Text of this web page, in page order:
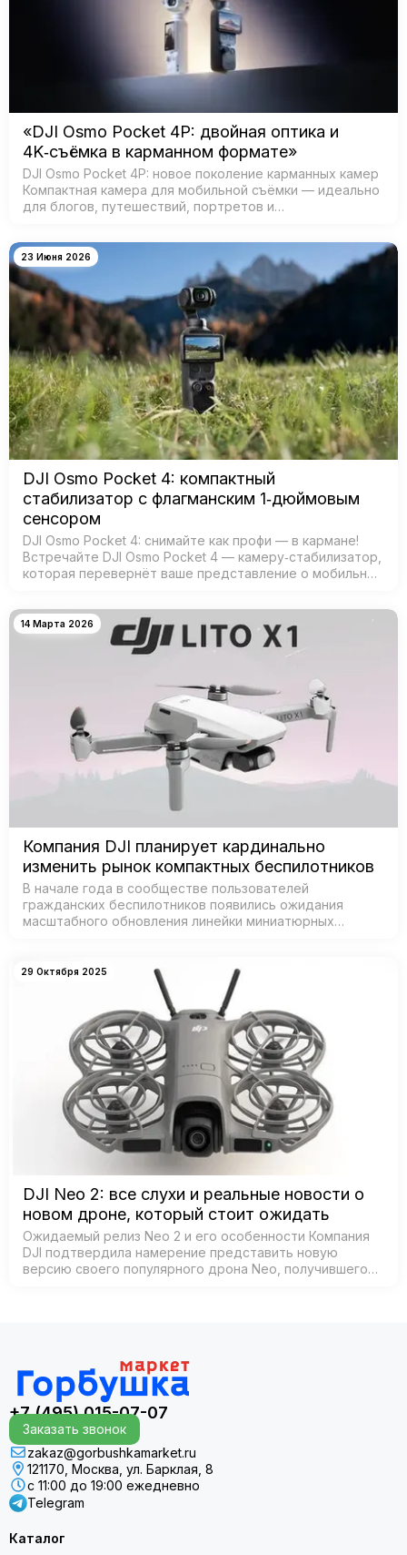
«DJI Osmo Pocket 4P: двойная оптика и
4K‑съёмка в карманном формате»
DJI Osmo Pocket 4P: новое поколение карманных камер
Компактная камера для мобильной съёмки — идеально
для блогов, путешествий, портретов и
двойная система камер: ш…
23 Июня 2026
DJI Osmo Pocket 4: компактный
стабилизатор с флагманским 1‑дюймовым
сенсором
DJI Osmo Pocket 4: снимайте как профи — в кармане!
Встречайте DJI Osmo Pocket 4 — камеру‑стабилизатор,
которая перевернёт ваше представление о мобильной
теперь проф…
14 Марта 2026
Компания DJI планирует кардинально
изменить рынок компактных беспилотников
В начале года в сообществе пользователей
гражданских беспилотников появились ожидания
масштабного обновления линейки миниатюрных
29 Октября 2025
DJI Neo 2: все слухи и реальные новости о
новом дроне, который стоит ожидать
Ожидаемый релиз Neo 2 и его особенности Компания
DJI подтвердила намерение представить новую
версию своего популярного дрона Neo, получившего
+7 (495) 015-07-07
Заказать звонок
zakaz@gorbushkamarket.ru
121170, Москва, ул. Барклая, 8
с 11:00 до 19:00 ежедневно
Telegram
Каталог